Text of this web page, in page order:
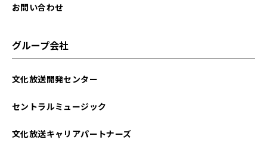
お問い合わせ
グループ会社
文化放送開発センター
セントラルミュージック
文化放送キャリアパートナーズ